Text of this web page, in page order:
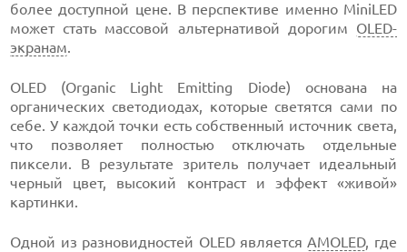
более доступной цене. В перспективе именно MiniLED
может стать массовой альтернативой дорогим OLED-
экранам.
OLED (Organic Light Emitting Diode) основана на
органических светодиодах, которые светятся сами по
себе. У каждой точки есть собственный источник света,
что позволяет полностью отключать отдельные
пиксели. В результате зритель получает идеальный
черный цвет, высокий контраст и эффект «живой»
картинки.
Одной из разновидностей OLED являетсяAMOLED, где